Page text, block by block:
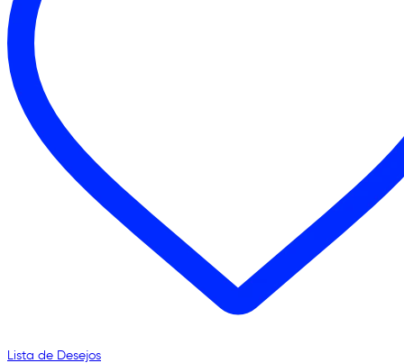
Lista de Desejos